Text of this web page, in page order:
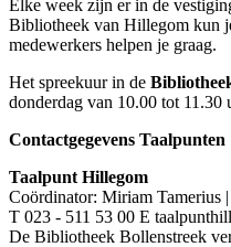
Elke week zijn er in de
Bibliotheek van Hillegom kun
medewerkers helpen je graag.
Het spreekuur in de
donderdag van 10.00 tot 11.30
Contactgegevens Taalpunten
Taalpunt Hillegom
Coördinator: Miriam Tamerius |
T 023 - 511 53 00 E
De Bibliotheek Bollenstreek